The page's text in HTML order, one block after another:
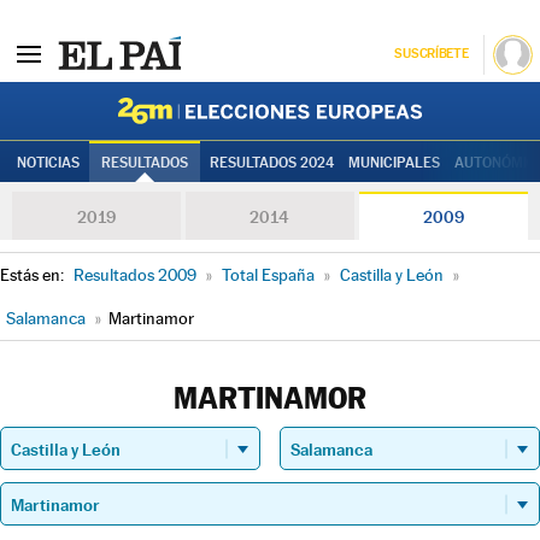
SUSCRÍBETE
NOTICIAS RESULTADOS RESULTADOS 2024 MUNICIPALES
2019 2014 2009
Estás en: Resultados 2009 » Total España » Castilla y León »
Salamanca » Martinamor
MARTINAMOR